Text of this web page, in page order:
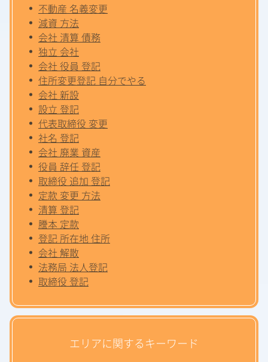
不動産 名義変更
減資 方法
会社 清算 債務
独立 会社
会社 役員 登記
住所変更登記 自分でやる
会社 新設
設立 登記
代表取締役 変更
社名 登記
会社 廃業 資産
役員 辞任 登記
取締役 追加 登記
定款 変更 方法
清算 登記
謄本 定款
登記 所在地 住所
会社 解散
法務局 法人登記
取締役 登記
エリアに関するキーワード